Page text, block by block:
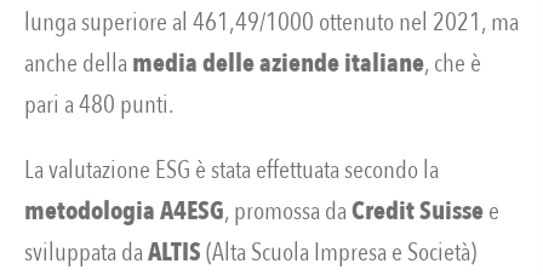
lunga superiore al 461,49/1000 ottenuto nel 2021, ma
anche della media delle aziende italiane, che è
pari a 480 punti.
La valutazione ESG è stata effettuata secondo la
metodologia A4ESG, promossa daCredit Suissee
sviluppata daALTIS(Alta Scuola Impresa e Società)